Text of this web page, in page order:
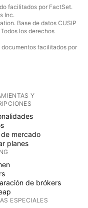
facilitados por FactSet.
Inc.
Base de datos CUSIP
los derechos
facilitados por
Y
mercado
planes
de brókers
ESPECIALES